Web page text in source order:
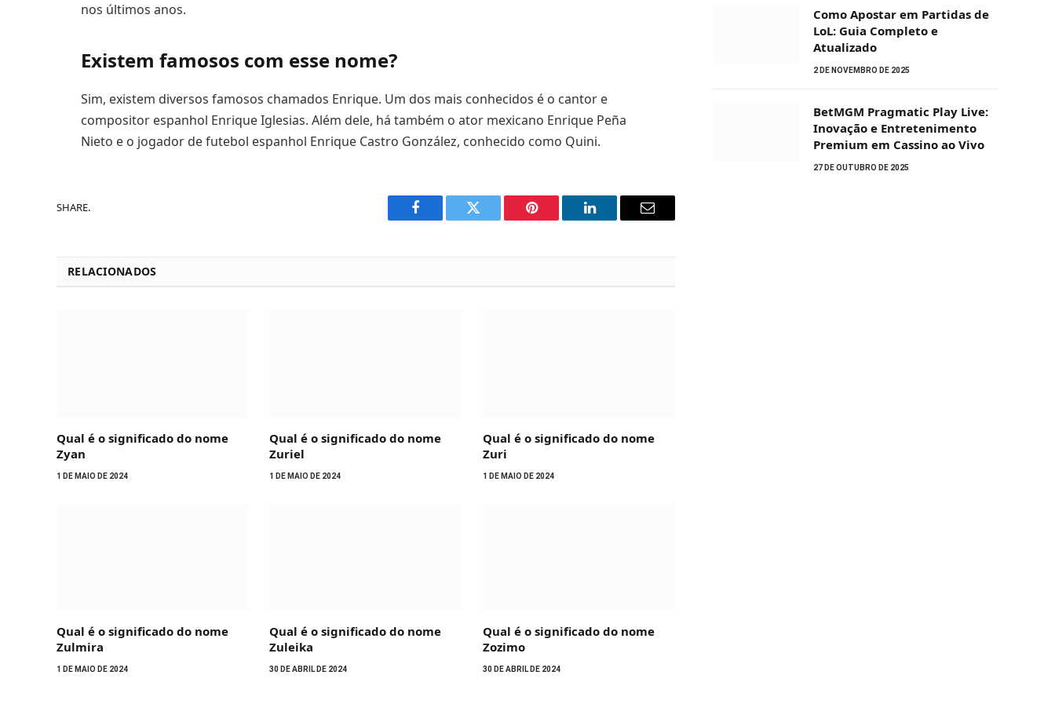
nos últimos anos.
Existem famosos com esse nome?
Sim, existem diversos famosos chamados Enrique. Um dos mais conhecidos é o cantor e
compositor espanhol Enrique Iglesias. Além dele, há também o ator mexicano Enrique Peña
Nieto e o jogador de futebol espanhol Enrique Castro González, conhecido como Quini.
SHARE.
Facebook Twitter Pinterest LinkedIn Email
RELACIONADOS
Qual é o significado do nome
Zyan
1 DE MAIO DE 2024
Qual é o significado do nome
Zuriel
1 DE MAIO DE 2024
Qual é o significado do nome
Zuri
1 DE MAIO DE 2024
Qual é o significado do nome
Zulmira
1 DE MAIO DE 2024
Qual é o significado do nome
Zuleika
30 DE ABRIL DE 2024
Qual é o significado do nome
Zozimo
30 DE ABRIL DE 2024
Como Apostar em Partidas de
LoL: Guia Completo e
Atualizado
2 DE NOVEMBRO DE 2025
BetMGM Pragmatic Play Live:
Inovação e Entretenimento
Premium em Cassino ao Vivo
27 DE OUTUBRO DE 2025